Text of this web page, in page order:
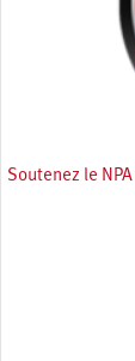
Soutenez le